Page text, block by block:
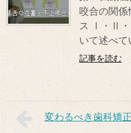
咬合の関
ス Ⅰ・Ⅱ・
いて述べて
記事を読む
変わるべき歯科矯